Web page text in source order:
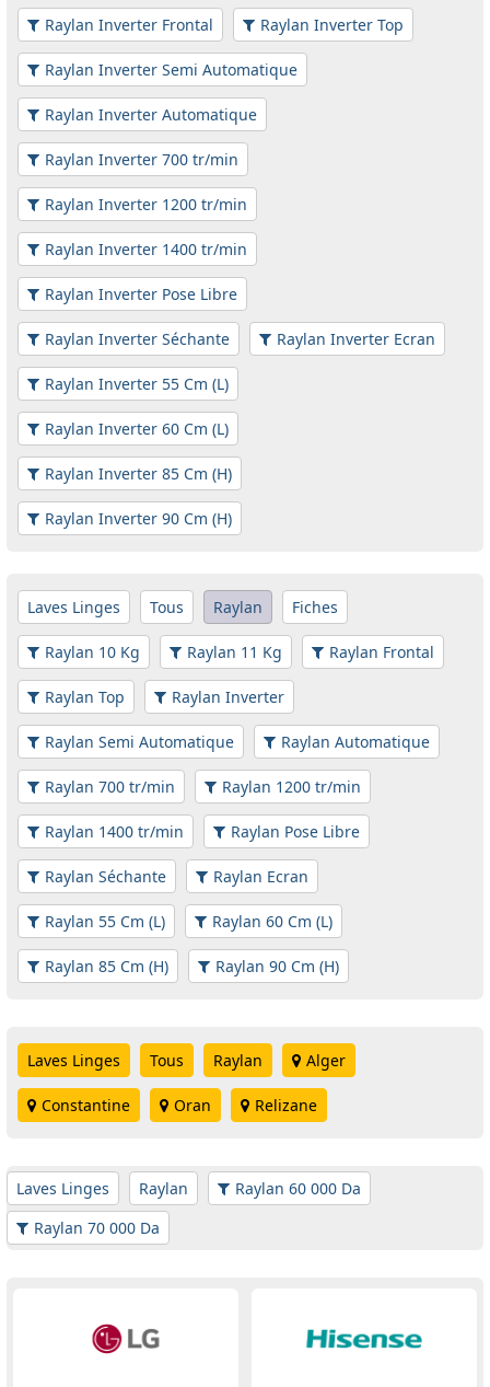
Raylan Inverter Frontal Raylan Inverter Top
Raylan Inverter Semi Automatique
Raylan Inverter Automatique
Raylan Inverter 700 tr/min
Raylan Inverter 1200 tr/min
Raylan Inverter 1400 tr/min
Raylan Inverter Pose Libre
Raylan Inverter Séchante Raylan Inverter Ecran
Raylan Inverter 55 Cm (L)
Raylan Inverter 60 Cm (L)
Raylan Inverter 85 Cm (H)
Raylan Inverter 90 Cm (H)
Laves Linges Tous Raylan Fiches
Raylan 10 Kg Raylan 11 Kg Raylan Frontal
Raylan Top Raylan Inverter
Raylan Semi Automatique Raylan Automatique
Raylan 700 tr/min Raylan 1200 tr/min
Raylan 1400 tr/min Raylan Pose Libre
Raylan Séchante Raylan Ecran
Raylan 55 Cm (L) Raylan 60 Cm (L)
Raylan 85 Cm (H) Raylan 90 Cm (H)
Laves Linges Tous Raylan Alger
Constantine Oran Relizane
Laves Linges Raylan
Raylan 60 000 Da
Raylan 70 000 Da